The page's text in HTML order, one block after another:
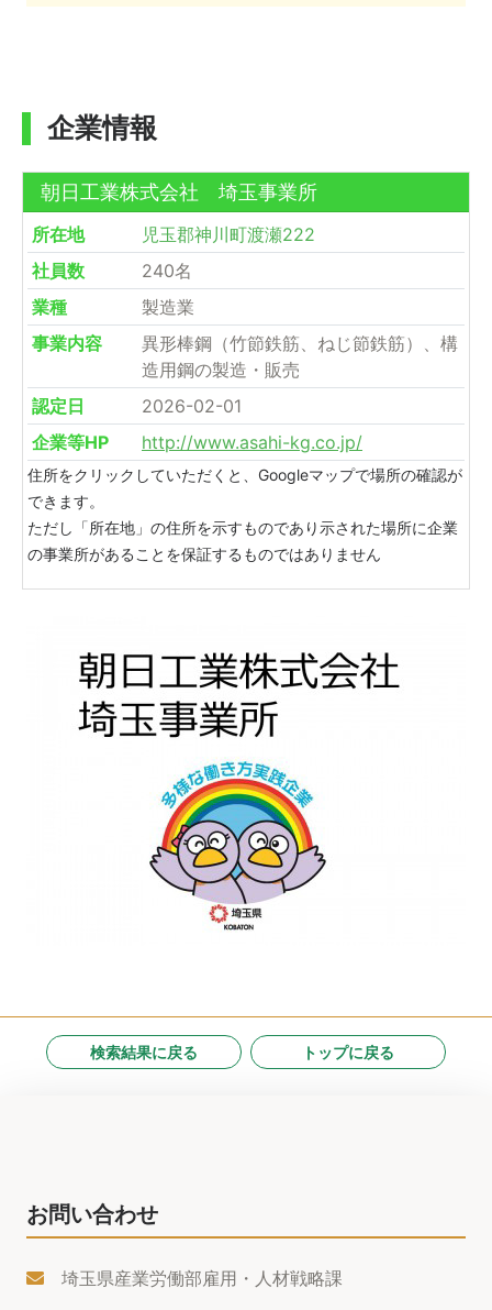
企業情報
朝日工業株式会社 埼玉事業所
所在地
児玉郡神川町渡瀬222
社員数
240名
業種
製造業
事業内容
異形棒鋼（竹節鉄筋、ねじ節鉄筋）、構
造用鋼の製造・販売
認定日
2026-02-01
企業等HP
http://www.asahi-kg.co.jp/
住所をクリックしていただくと、Googleマップで場所の確認が
できます。
ただし「所在地」の住所を示すものであり示された場所に企業
の事業所があることを保証するものではありません
検索結果に戻る トップに戻る
お問い合わせ
埼玉県産業労働部雇用・人材戦略課